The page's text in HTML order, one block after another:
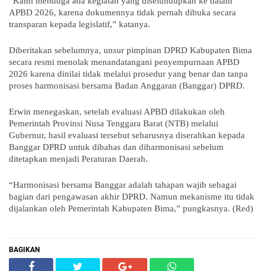
APBD 2026, karena dokumennya tidak pernah dibuka secara
transparan kepada legislatif,” katanya.
Diberitakan sebelumnya, unsur pimpinan DPRD Kabupaten Bima
secara resmi menolak menandatangani penyempurnaan APBD
2026 karena dinilai tidak melalui prosedur yang benar dan tanpa
proses harmonisasi bersama Badan Anggaran (Banggar) DPRD.
Erwin menegaskan, setelah evaluasi APBD dilakukan oleh
Pemerintah Provinsi Nusa Tenggara Barat (NTB) melalui
Gubernur, hasil evaluasi tersebut seharusnya diserahkan kepada
Banggar DPRD untuk dibahas dan diharmonisasi sebelum
ditetapkan menjadi Peraturan Daerah.
“Harmonisasi bersama Banggar adalah tahapan wajib sebagai
bagian dari pengawasan akhir DPRD. Namun mekanisme itu tidak
dijalankan oleh Pemerintah Kabupaten Bima,” pungkasnya. (Red)
BAGIKAN